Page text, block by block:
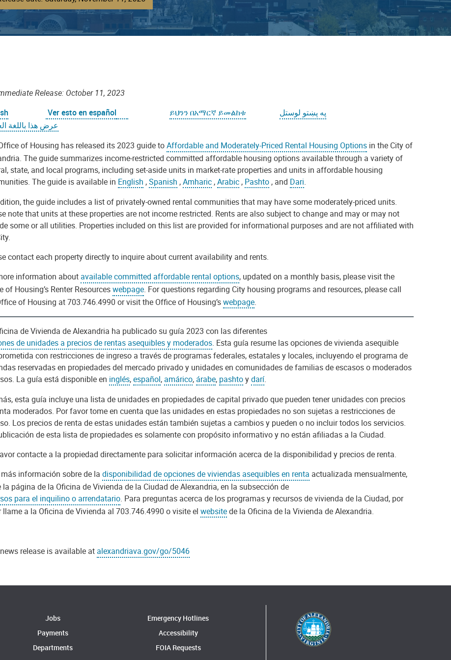
Release: October 11, 2023
Ver esto en español ይህንን በአማርኛ ይመልከቱ
په پښتو لوستل
عرض هذا باللغة
of Housing has released its 2023 guide toAffordable and Moderately-Priced Rental Housing Options in the City of
The guide summarizes income-restricted committed affordable housing options available through a variety of
state, and local programs, including set-aside units in market-rate properties and units in affordable housing
The guide is available in English ,Spanish ,Amharic ,Arabic , Pashto , and Dari.
the guide includes a list of privately-owned rental communities that may have some moderately-priced units.
note that units at these properties are not income restricted. Rents are also subject to change and may or may not
some or all utilities. Properties included on this list are provided for informational purposes and are not affiliated with
contact each property directly to inquire about current availability and rents.
information about available committed affordable rental options, updated on a monthly basis, please visit the
of Housing’s Renter Resourceswebpage. For questions regarding City housing programs and resources, please call
of Housing at 703.746.4990 or visit the Office of Housing’swebpage.
de Vivienda de Alexandria ha publicado su guía 2023 con las diferentes
de unidades a precios de rentas asequibles y moderados. Esta guía resume las opciones de vivienda asequible
con restricciones de ingreso a través de programas federales, estatales y locales, incluyendo el programa de
reservadas en propiedades del mercado privado y unidades en comunidades de familias de escasos o moderados
La guía está disponible en inglés,español, amárico, árabe, pashtoydarí.
esta guía incluye una lista de unidades en propiedades de capital privado que pueden tener unidades con precios
moderados. Por favor tome en cuenta que las unidades en estas propiedades no son sujetas a restricciones de
Los precios de renta de estas unidades están también sujetas a cambios y pueden o no incluir todos los servicios.
de esta lista de propiedades es solamente con propósito informativo y no están afiliadas a la Ciudad.
contacte a la propiedad directamente para solicitar información acerca de la disponibilidad y precios de renta.
información sobre de la disponibilidad de opciones de viviendas asequibles en renta actualizada mensualmente,
la página de la Oficina de Vivienda de la Ciudad de Alexandria, en la subsección de
para el inquilino o arrendatario. Para preguntas acerca de los programas y recursos de vivienda de la Ciudad, por
llame a la Oficina de Vivienda al 703.746.4990 o visite el websitede la Oficina de la Vivienda de Alexandria.
release is available at alexandriava.gov/go/5046
Jobs
Payments
Departments
Emergency Hotlines
Accessibility
FOIA Requests